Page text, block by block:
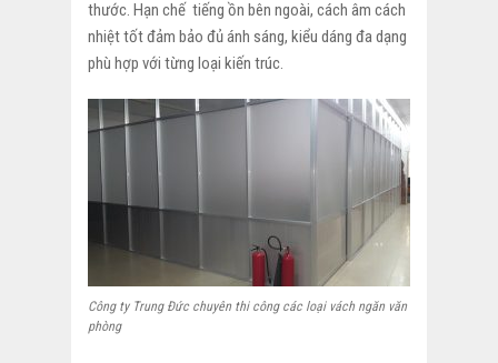
thước. Hạn chế tiếng ồn bên ngoài, cách âm cách
nhiệt tốt đảm bảo đủ ánh sáng, kiểu dáng đa dạng
phù hợp với từng loại kiến trúc.
Công ty Trung Đức chuyên thi công các loại vách ngăn văn
phòng